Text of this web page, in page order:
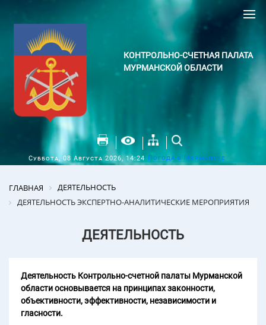
КОНТРОЛЬНО-СЧЕТНАЯ ПАЛАТА
МУРМАНСКОЙ ОБЛАСТИ
Суббота, 08 Августа 2026, 14:24 Погода в Мурманске
ГЛАВНАЯ
ДЕЯТЕЛЬНОСТЬ
ДЕЯТЕЛЬНОСТЬ ЭКСПЕРТНО-АНАЛИТИЧЕСКИЕ МЕРОПРИЯТИЯ
ДЕЯТЕЛЬНОСТЬ
Деятельность Контрольно-счетной палаты Мурманской
области основывается на принципах законности,
объективности, эффективности, независимости и
гласности.